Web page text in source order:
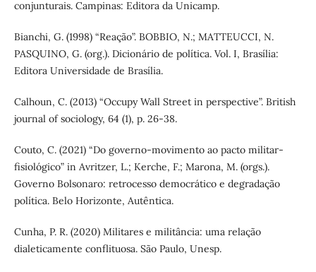
conjunturais. Campinas: Editora da Unicamp.
Bianchi, G. (1998) “Reação”. BOBBIO, N.; MATTEUCCI, N.
PASQUINO, G. (org.). Dicionário de política. Vol. I, Brasília:
Editora Universidade de Brasília.
Calhoun, C. (2013) “Occupy Wall Street in perspective”. British
journal of sociology, 64 (1), p. 26-38.
Couto, C. (2021) “Do governo-movimento ao pacto militar-
fisiológico” in Avritzer, L.; Kerche, F.; Marona, M. (orgs.).
Governo Bolsonaro: retrocesso democrático e degradação
política. Belo Horizonte, Autêntica.
Cunha, P. R. (2020) Militares e militância: uma relação
dialeticamente conflituosa. São Paulo, Unesp.